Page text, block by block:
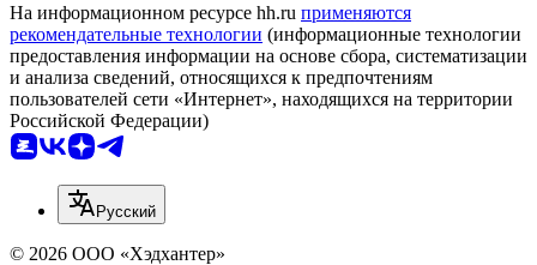
На информационном ресурсе hh.ru применяются
рекомендательные технологии (информационные технологии
предоставления информации на основе сбора, систематизации
и анализа сведений, относящихся к предпочтениям
пользователей сети «Интернет», находящихся на территории
Российской Федерации)
Русский
© 2026 ООО «Хэдхантер»